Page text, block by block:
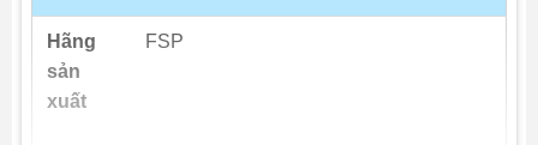
Hãng
sản
xuất
FSP